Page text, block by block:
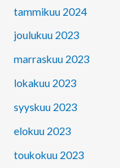
tammikuu 2024
joulukuu 2023
marraskuu 2023
lokakuu 2023
syyskuu 2023
elokuu 2023
toukokuu 2023